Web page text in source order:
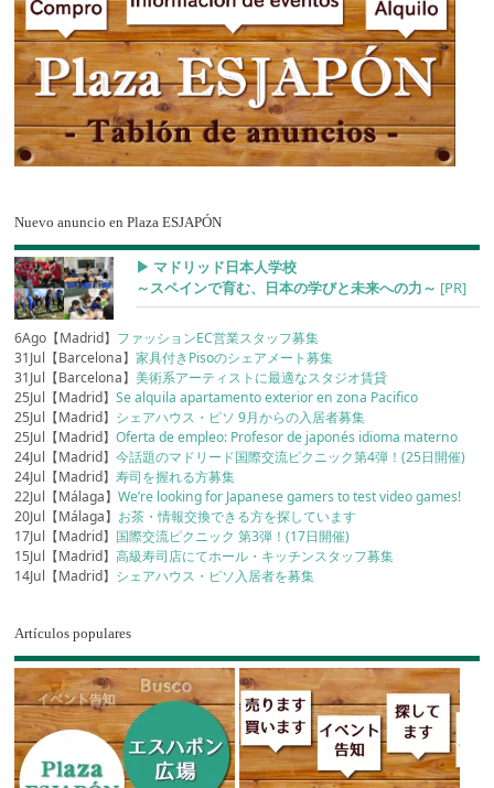
Nuevo anuncio en Plaza ESJAPÓN
▶︎ マドリッド日本人学校
～スペインで育む、日本の学びと未来への力～ [PR]
6Ago【Madrid】 ファッションEC営業スタッフ募集
31Jul【Barcelona】家具付きPisoのシェアメート募集
31Jul【Barcelona】美術系アーティストに最適なスタジオ賃貸
25Jul【Madrid】Se alquila apartamento exterior en zona Pacifico
25Jul【Madrid】 シェアハウス・ピソ 9月からの入居者募集
25Jul【Madrid】Oferta de empleo: Profesor de japonés idioma materno
24Jul【Madrid】今話題のマドリード国際交流ピクニック第4弾！(25日開催)
24Jul【Madrid】寿司を握れる方募集
22Jul【Málaga】We’re looking for Japanese gamers to test video games!
20Jul【Málaga】 お茶・情報交換できる方を探しています
17Jul【Madrid】 国際交流ピクニック 第3弾！(17日開催)
15Jul【Madrid】高級寿司店にてホール・キッチンスタッフ募集
14Jul【Madrid】 シェアハウス・ピソ入居者を募集
Artículos populares